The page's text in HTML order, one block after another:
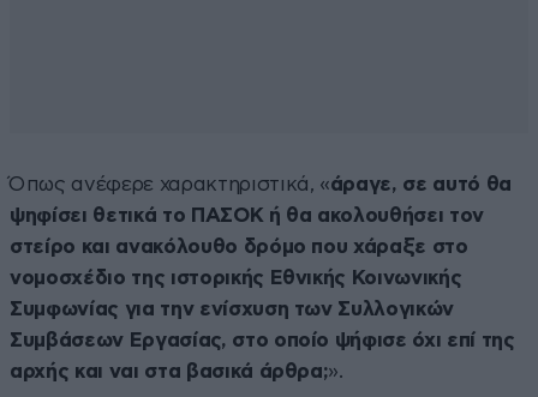
Όπως ανέφερε χαρακτηριστικά, «άραγε, σε αυτό θα
ψηφίσει θετικά το ΠΑΣΟΚ ή θα ακολουθήσει τον
στείρο και ανακόλουθο δρόμο που χάραξε στο
νομοσχέδιο της ιστορικής Εθνικής Κοινωνικής
Συμφωνίας για την ενίσχυση των Συλλογικών
Συμβάσεων Εργασίας, στο οποίο ψήφισε όχι επί της
αρχής και ναι στα βασικά άρθρα;».